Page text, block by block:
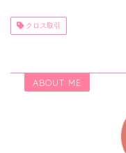
クロス取引
ABOUT ME